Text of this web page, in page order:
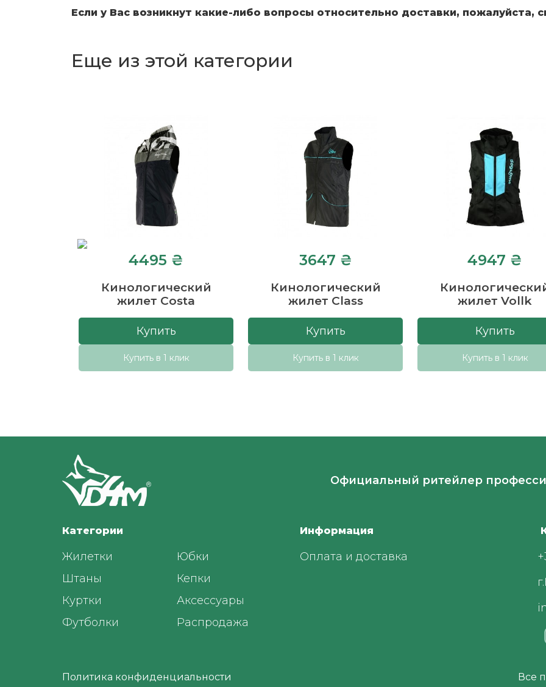
Если у Вас возникнут какие-либо вопросы относительно доставки, пожалуйста,
Еще из этой категории
4495 ₴
Кинологический
жилет Costa
Купить
Купить в 1 клик
3647 ₴
Кинологический
жилет Class
Купить
Купить в 1 клик
4947 ₴
жилет Vollk
Купить
Купить в 1 клик
Официальный ритейлер
Категории
Жилетки
Штаны
Куртки
Футболки
Юбки
Кепки
Аксессуары
Распродажа
Информация
Оплата и доставка
Политика конфиденциальности Все